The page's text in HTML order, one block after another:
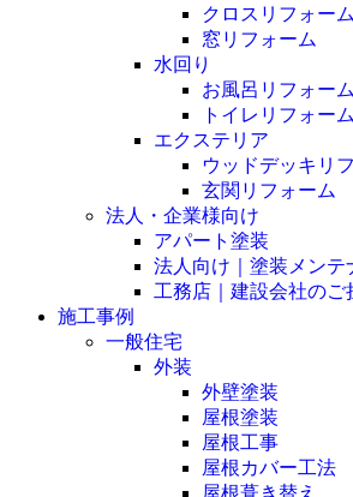
クロスリフォーム
窓リフォーム
水回り
お風呂リフォーム
トイレリフォーム
エクステリア
ウッドデッキリ
玄関リフォーム
法人・企業様向け
アパート塗装
法人向け｜塗装メンテ
工務店｜建設会社のご
施工事例
一般住宅
外装
外壁塗装
屋根塗装
屋根工事
屋根カバー工法
屋根葺き替え